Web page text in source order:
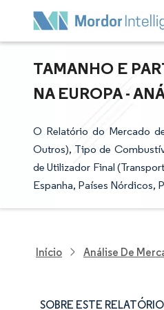
TAMANHO E
NA EUROPA -
O Relatório do Mercado
Outros), Tipo de
de Utilizador Final
Espanha, Países Nórdicos,
Início Análise De
SOBRE ESTE RELATÓRIO